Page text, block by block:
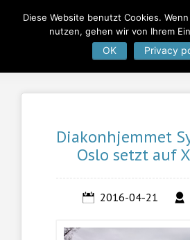
Diakonhjemmet
Oslo setzt auf
2016-04-21
Diese Website benutzt Cookies.
nutzen, gehen wir von Ihrem
OK Privacy